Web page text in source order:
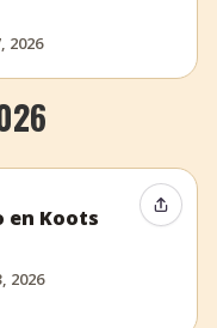
2026
en Koots
2026